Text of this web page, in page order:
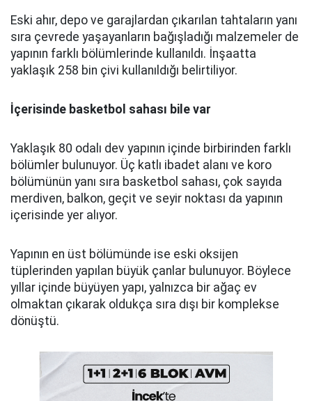
Eski ahır, depo ve garajlardan çıkarılan tahtaların yanı
sıra çevrede yaşayanların bağışladığı malzemeler de
yapının farklı bölümlerinde kullanıldı. İnşaatta
yaklaşık 258 bin çivi kullanıldığı belirtiliyor.
İçerisinde basketbol sahası bile var
Yaklaşık 80 odalı dev yapının içinde birbirinden farklı
bölümler bulunuyor. Üç katlı ibadet alanı ve koro
bölümünün yanı sıra basketbol sahası, çok sayıda
merdiven, balkon, geçit ve seyir noktası da yapının
içerisinde yer alıyor.
Yapının en üst bölümünde ise eski oksijen
tüplerinden yapılan büyük çanlar bulunuyor. Böylece
yıllar içinde büyüyen yapı, yalnızca bir ağaç ev
olmaktan çıkarak oldukça sıra dışı bir komplekse
dönüştü.